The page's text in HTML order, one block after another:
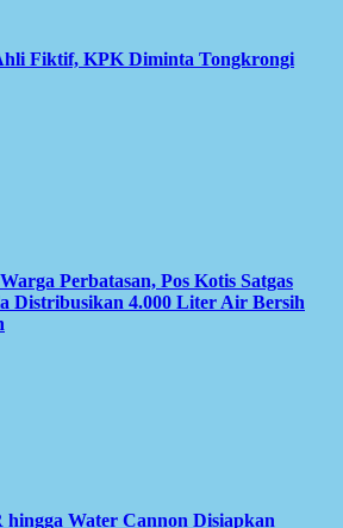
Fiktif, KPK Diminta Tongkrongi
Perbatasan, Pos Kotis Satgas
Distribusikan 4.000 Liter Air Bersih
Water Cannon Disiapkan